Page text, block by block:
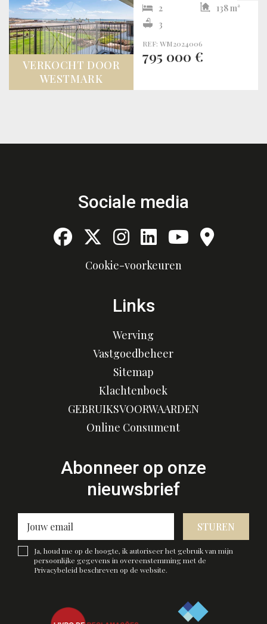
VERKOCHT DOOR
WESTMARK
2
138 m²
3
REF: WM2024006
795 000 €
Sociale media
Cookie-voorkeuren
Links
Werving
Vastgoedbeheer
Sitemap
Klachtenboek
GEBRUIKSVOORWAARDEN
Online Consument
Abonneer op onze
nieuwsbrief
STUREN
Ja, houd me op de hoogte, ik autoriseer het gebruik van mijn
persoonlijke gegevens in overeenstemming met de
Privacybeleidbeschreven op de website.